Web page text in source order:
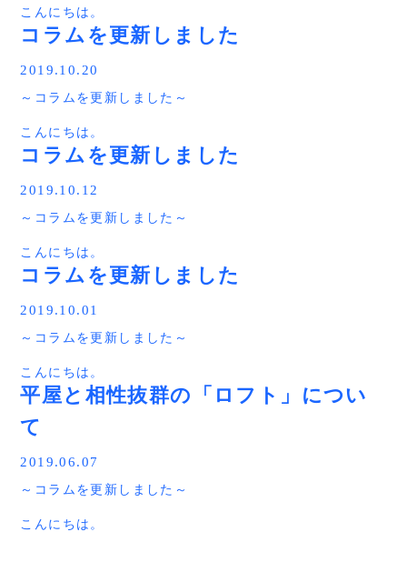
http://irohanihiraya.com/column/20200211/
こんにちは。
いろはに平屋 タカシマ です。
今回は住宅ローンを選ぶタイミングについて記事にしまし
これから家づくりを始める方や、住宅ローンを利用の利用
記事はコチラをクリック！！
http://irohanihiraya.com/column/2020207/
コラムを更新しました
2019.10.20
～コラムを更新しました～
こんにちは。
赤シャツアドバイザー タカシマ です。
平屋に役立つコラムを更新しました。
今回は平屋を検討している方にオススメ。
→平屋と相性抜群の片流れ屋根とは？メリット・デメリッ
トも解説します。
コラムを更新しました
2019.10.12
～コラムを更新しました～
こんにちは。
赤シャツアドバイザー タカシマ です。
平屋に役立つコラムを更新しました。
今回は「２階建てに比べて平屋が高い理由とは？？どこが
平屋は高い！！って、イメージが先行しますが、コストが
上がる部分もあれば、コストダウンできる部分もありま
す。
そんな事を詳しく記事にしました。
http://irohanihiraya.com/column/009/
コラムを更新しました
2019.10.01
～コラムを更新しました～
こんにちは。
赤シャツアドバイザー タカシマ です。
平屋に役立つコラムを更新しました。
今回は平屋を検討している方にオススメ。
→新築で平屋を建てる。メリット・デメリット４選はコチ
平屋と相性抜群の「ロフト」につい
て
2019.06.07
～コラムを更新しました～
こんにちは。